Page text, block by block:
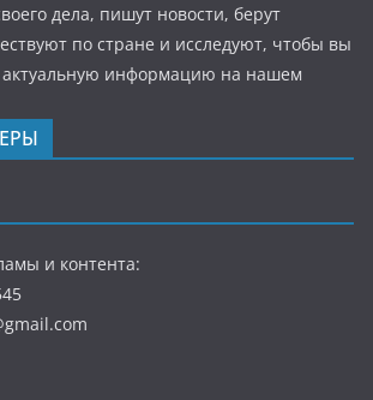
дела, пишут новости, берут
по стране и исследуют, чтобы вы
актуальную информацию на нашем
и контента: